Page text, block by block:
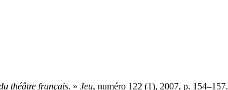
théâtre français. » Jeu, numéro 122 (1), 2007, p. 154–157.